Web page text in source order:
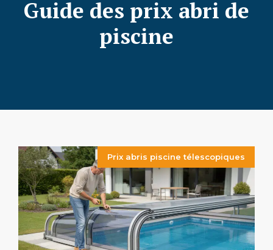
Guide des prix abri de
piscine
Prix abris piscine télescopiques